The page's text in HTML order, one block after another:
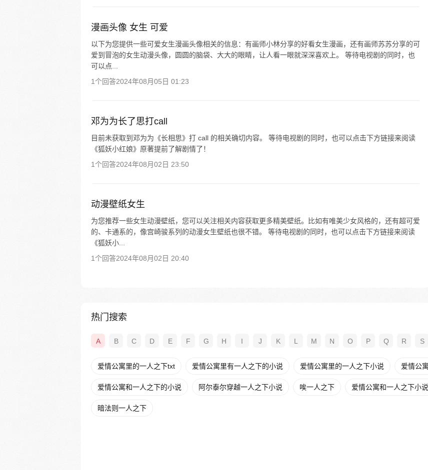
漫画头像 女生 可爱
以下为您提供一些可爱女生漫画头像相关的信息：有画师小林分享的好看女生漫画，还有画师苏苏分享的可
爱到冒泡的女生动漫头像，圆圆的脑袋、大大的眼睛，让人看一眼就深深喜欢上。 等待电视剧的同时，也
可以点...
1个回答2024年08月05日 01:23
邓为为长了思打call
目前未获取到邓为为《长相思》打 call 的相关确切内容。 等待电视剧的同时，也可以点击下方链接来阅读
《狐妖小红娘》原著提前了解剧情了！
1个回答2024年08月02日 23:50
动漫壁纸女生
为您推荐一些女生动漫壁纸，您可以关注相关内容获取更多精美壁纸。比如有唯美少女风格的，还有超可爱
的、卡通系的，像宫崎骏系列的动漫女生壁纸也很不错。 等待电视剧的同时，也可以点击下方链接来阅读
《狐妖小...
1个回答2024年08月02日 20:40
热门搜索
A B C D E F G H I J K L M N O P Q R S
爱情公寓里的一人之下txt 爱情公寓里有一人之下的小说 爱情公寓里的一人之下小说 爱情公
爱情公寓和一人之下的小说 阿尔泰尔穿越一人之下小说 唉一人之下 爱情公寓和一人之下小说
暗法则一人之下